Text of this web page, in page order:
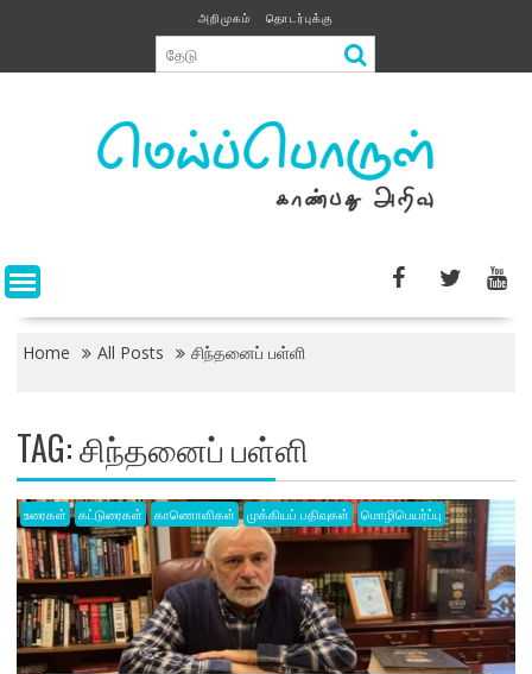
content
அறிமுகம் தொடர்புக்கு
Home All Posts சிந்தனைப் பள்ளி
TAG:சிந்தனைப் பள்ளி
உரைகள் கட்டுரைகள் காணொளிகள் முக்கியப் பதிவுகள் மொழிபெயர்ப்பு